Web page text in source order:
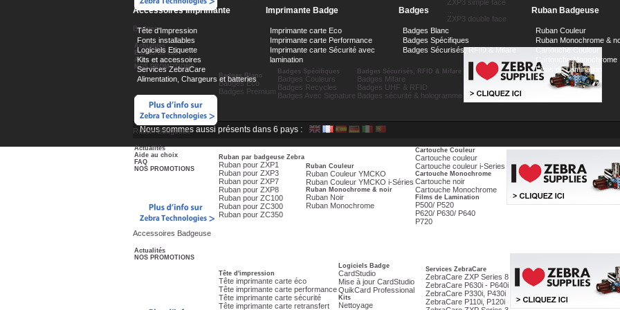
ZXP3 simple face
ZXP3 double face
Badges
Actualités
Etudes de cas
Aide au choix
NOS PROMOTIONS
Badges Blanc
Badges Eco
Badges Premium
Badges Spécifiques
Badges Couleurs
Badges Recycles
Badges Avec Signature
Badges Sécurisés, RFID & Mifare
Badges Mifare
Badges UHF & RFID
Badges sécurité & hologramme
Ruban Badgeuse
Actualités
Aide au choix
FAQ
NOS PROMOTIONS
Ruban par badgeuse Zebra
Ruban pour ZXP1
Ruban pour ZXP3
Ruban pour ZXP7
Ruban pour ZXP8
Ruban pour ZC100
Ruban pour ZC300
Ruban pour ZC350
Ruban Couleur
Ruban Couleur YMCKO
Ruban Couleur YMCKO i-Séries
Ruban Monochrome & noir
Ruban Noir
Ruban Monochrome
Cartouche Couleur
Cartouche couleur
Cartouche couleur i-Series
Cartouche Monochrome
Cartouche noir
Cartouche Monochrome
Films de Lamination
P500/ P520
P620/ P630/ P640
P720
Accessoires Badgeuse
Actualités
NOS PROMOTIONS
Tête d'impression
Tête imprimante carte éco
Tête imprimante carte performance
Tête imprimante carte sécurité
Tête imprimante carte retransfert
Logiciels Badge
CardStudio
Mise à jour CardStudio
QuikCard Professional
Kits
Nettoyage
Services ZebraCare
ZebraCare ZXP Series 8
ZebraCare P630i - P640i
ZebraCare P330i, P430i
ZebraCare P110i, P120i
Accessoires Imprimante
Tête d'Impression
Fonts installables
Logiciels Etiquette
Kits et accessoires
Services ZebraCare
Alimentation, Chargeurs et batteries
Imprimante Badge
Imprimante carte Eco
Imprimante carte Performance
Imprimante carte Sécurité avec
lamination
Badges
Badges Blanc
Badges Spécifiques
Badges Sécurisés, RFID & Mifare
Ruban Badgeuse
Ruban Couleur
Ruban Monochrome &
Cartouche Couleur
Cartouche Monochrome
Films de Lamination
Nous sommes aussi présents dans 6 pays :